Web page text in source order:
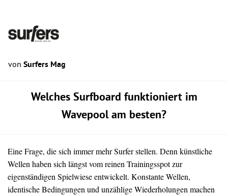
von Surfers Mag
Welches Surfboard funktioniert im
Wavepool am besten?
Eine Frage, die sich immer mehr Surfer stellen. Denn künstliche
Wellen haben sich längst vom reinen Trainingsspot zur
eigenständigen Spielwiese entwickelt. Konstante Wellen,
identische Bedingungen und unzählige Wiederholungen machen